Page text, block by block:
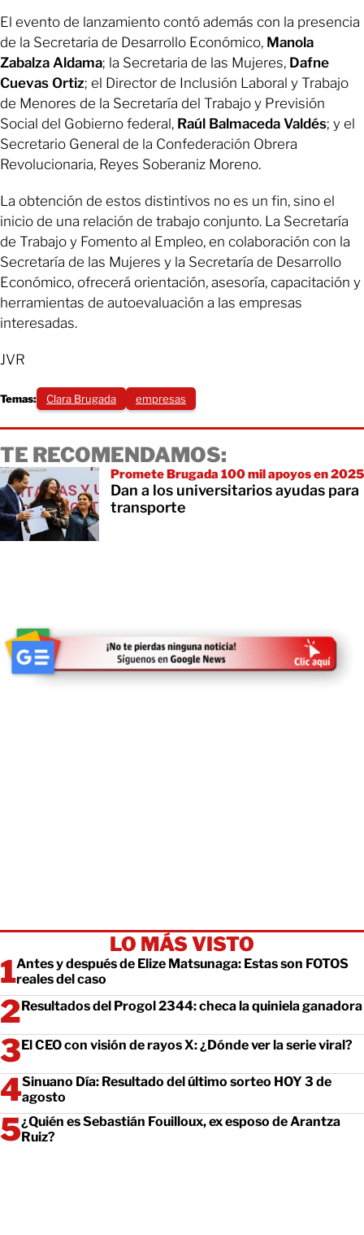
El evento de lanzamiento contó además con la presencia
de la Secretaria de Desarrollo Económico, Manola
Zabalza Aldama; la Secretaria de las Mujeres, Dafne
Cuevas Ortiz; el Director de Inclusión Laboral y Trabajo
de Menores de la Secretaría del Trabajo y Previsión
Social del Gobierno federal, Raúl Balmaceda Valdés; y el
Secretario General de la Confederación Obrera
Revolucionaria, Reyes Soberaniz Moreno.
La obtención de estos distintivos no es un fin, sino el
inicio de una relación de trabajo conjunto. La Secretaría
de Trabajo y Fomento al Empleo, en colaboración con la
Secretaría de las Mujeres y la Secretaría de Desarrollo
Económico, ofrecerá orientación, asesoría, capacitación y
herramientas de autoevaluación a las empresas
interesadas.
JVR
Temas: Clara Brugada empresas
TE RECOMENDAMOS:
Promete Brugada 100 mil apoyos en 2025
Dan a los universitarios ayudas para
transporte
LO MÁS VISTO
Antes y después de Elize Matsunaga: Estas son FOTOS
reales del caso
Resultados del Progol 2344: checa la quiniela ganadora
El CEO con visión de rayos X: ¿Dónde ver la serie viral?
Sinuano Día: Resultado del último sorteo HOY 3 de
agosto
¿Quién es Sebastián Fouilloux, ex esposo de Arantza
Ruiz?